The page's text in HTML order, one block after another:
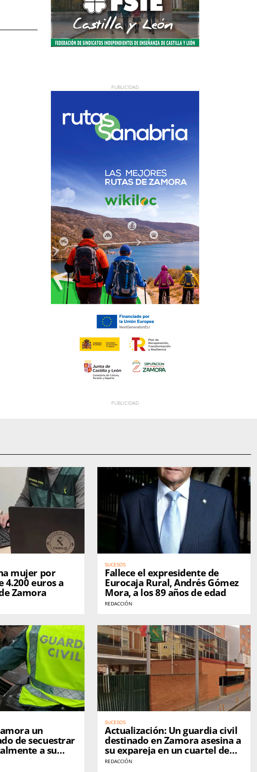
mujer por
4.200 euros a
Zamora
SUCESOS
Fallece el expresidente de
Eurocaja Rural, Andrés Gómez
Mora, a los 89 años de edad
REDACCIÓN
un
de secuestrar
a su
SUCESOS
Actualización: Un guardia civil
destinado en Zamora asesina a
su expareja en un cuartel de
Asturias
REDACCIÓN